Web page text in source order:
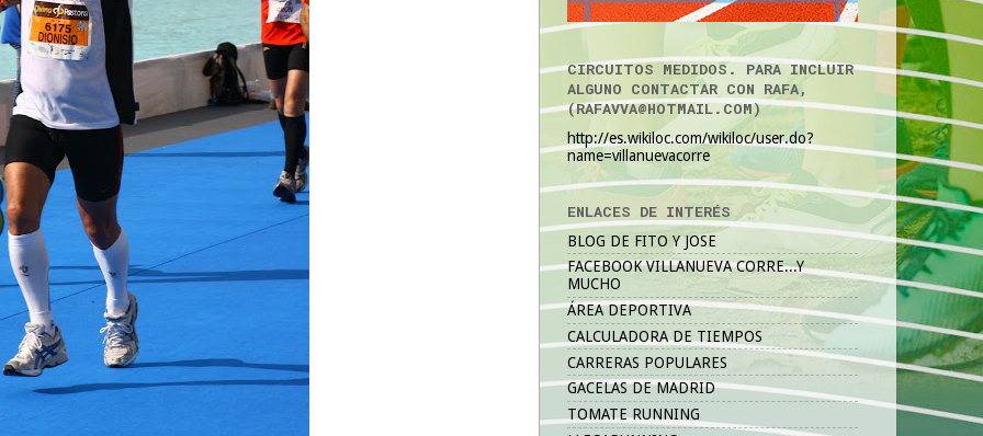
CIRCUITOS MEDIDOS. PARA INCLUIR
ALGUNO CONTACTAR CON RAFA,
(RAFAVVA@HOTMAIL.COM)
http://es.wikiloc.com/wikiloc/user.do?
name=villanuevacorre
ENLACES DE INTERÉS
BLOG DE FITO Y JOSE
FACEBOOK VILLANUEVA CORRE...Y
MUCHO
ÁREA DEPORTIVA
CALCULADORA DE TIEMPOS
CARRERAS POPULARES
GACELAS DE MADRID
TOMATE RUNNING